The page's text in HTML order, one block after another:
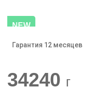
NEW
-20%
Гарантия 12 месяцев
34240 г